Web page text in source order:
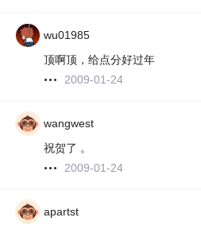
wu01985
顶啊顶，给点分好过年
2009-01-24
wangwest
祝贺了 。
2009-01-24
apartst